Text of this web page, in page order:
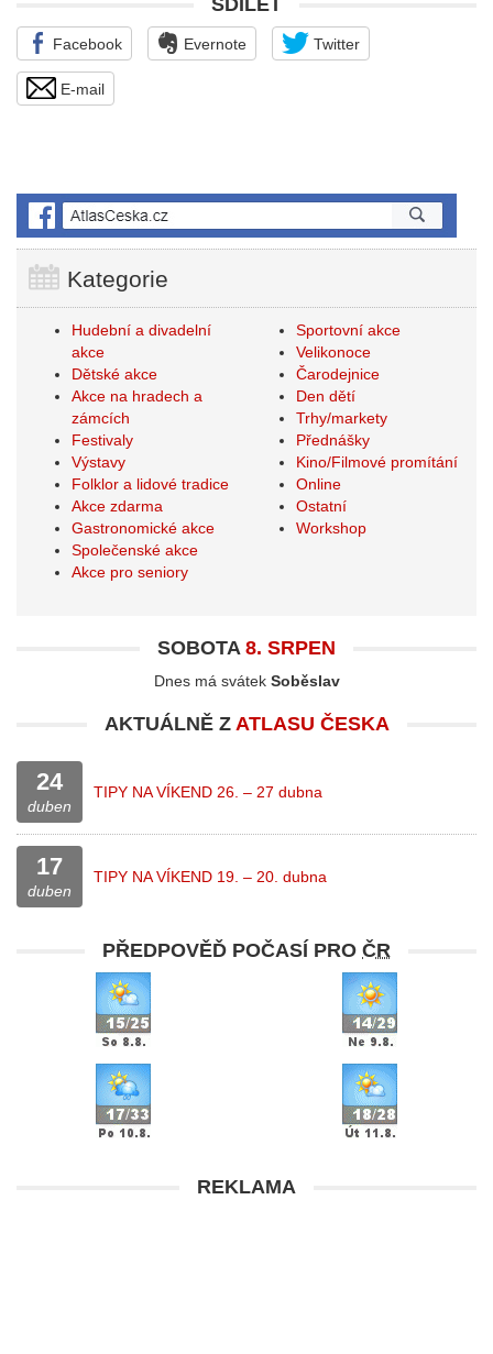
SDÍLET
Facebook Evernote Twitter
E-mail
Kategorie
Hudební a divadelní
akce
Dětské akce
Akce na hradech a
zámcích
Festivaly
Výstavy
Folklor a lidové tradice
Akce zdarma
Gastronomické akce
Společenské akce
Akce pro seniory
Sportovní akce
Velikonoce
Čarodejnice
Den dětí
Trhy/markety
Přednášky
Kino/Filmové promítání
Online
Ostatní
Workshop
SOBOTA 8. SRPEN
Dnes má svátek Soběslav
AKTUÁLNĚ Z ATLASU ČESKA
24
duben
TIPY NA VÍKEND 26. – 27 dubna
17
duben
TIPY NA VÍKEND 19. – 20. dubna
PŘEDPOVĚĎ POČASÍ PRO ČR
REKLAMA